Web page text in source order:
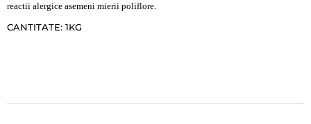
reactii alergice asemeni mierii poliflore.
CANTITATE: 1KG